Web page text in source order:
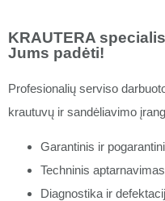
KRAUTERA
Jums padėti!
Profesionalių serviso
krautuvų ir sandėliavimo
Garantinis ir
Techninis aptarnavimas
Diagnostika ir